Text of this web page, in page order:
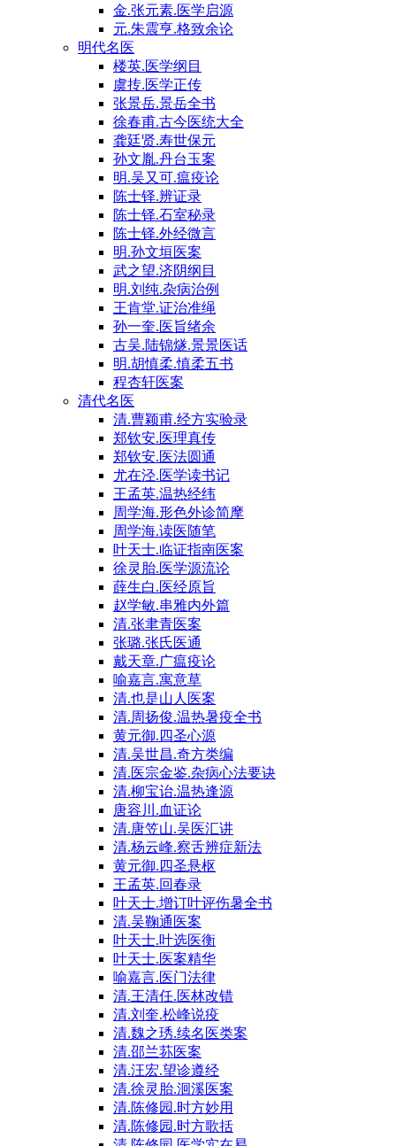
金.张元素.医学启源
元.朱震亨.格致余论
明代名医
楼英.医学纲目
虞抟.医学正传
张景岳.景岳全书
徐春甫.古今医统大全
龚廷贤.寿世保元
孙文胤.丹台玉案
明.吴又可.瘟疫论
陈士铎.辨证录
陈士铎.石室秘录
陈士铎.外经微言
明.孙文垣医案
武之望.济阴纲目
明.刘纯.杂病治例
王肯堂.证治准绳
孙一奎.医旨绪余
古吴.陆锦燧.景景医话
明.胡慎柔.慎柔五书
程杏轩医案
清代名医
清.曹颖甫.经方实验录
郑钦安.医理真传
郑钦安.医法圆通
尤在泾.医学读书记
王孟英.温热经纬
周学海.形色外诊简摩
周学海.读医随笔
叶天士.临证指南医案
徐灵胎.医学源流论
薛生白.医经原旨
赵学敏.串雅内外篇
清.张聿青医案
张璐.张氏医通
戴天章.广瘟疫论
喻嘉言.寓意草
清.也是山人医案
清.周扬俊.温热暑疫全书
黄元御.四圣心源
清.吴世昌.奇方类编
清.医宗金鉴.杂病心法要诀
清.柳宝诒.温热逢源
唐容川.血证论
清.唐笠山.吴医汇讲
清.杨云峰.察舌辨症新法
黄元御.四圣悬枢
王孟英.回春录
叶天士.增订叶评伤暑全书
清.吴鞠通医案
叶天士.叶选医衡
叶天士.医案精华
喻嘉言.医门法律
清.王清任.医林改错
清.刘奎.松峰说疫
清.魏之琇.续名医类案
清.邵兰荪医案
清.汪宏.望诊遵经
清.徐灵胎.洄溪医案
清.陈修园.时方妙用
清.陈修园.时方歌括